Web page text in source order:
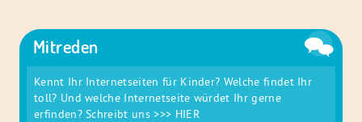
Mitreden
Kennt Ihr Internetseiten für Kinder? Welche findet Ihr
toll? Und welche Internetseite würdet Ihr gerne
erfinden? Schreibt uns>>> HIER